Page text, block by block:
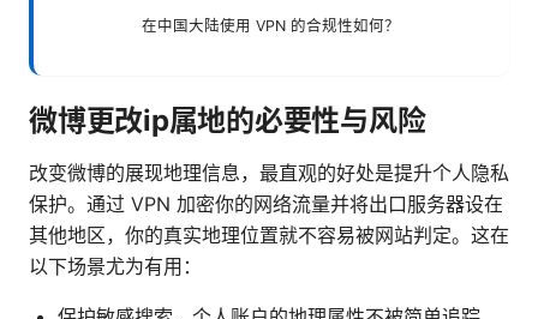
在中国大陆使用 VPN 的合规性如何？
微博更改ip属地的必要性与风险
改变微博的展现地理信息，最直观的好处是提升个人隐私
保护。通过 VPN 加密你的网络流量并将出口服务器设在
其他地区，你的真实地理位置就不容易被网站判定。这在
以下场景尤为有用：